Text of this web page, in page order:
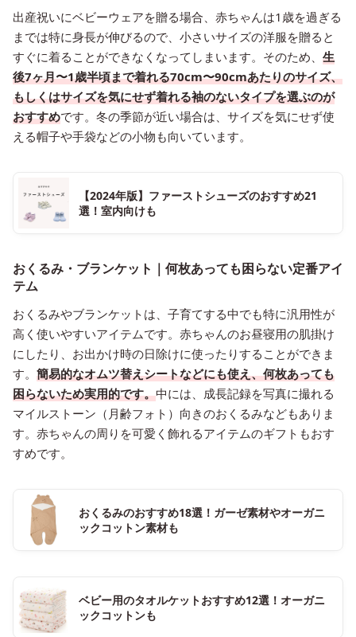
出産祝いにベビーウェアを贈る場合、赤ちゃんは1歳を過ぎる
までは特に身長が伸びるので、小さいサイズの洋服を贈ると
すぐに着ることができなくなってしまいます。そのため、 生
後7ヶ月〜1歳半頃まで着れる70cm〜90cmあたりのサイズ、
もしくはサイズを気にせず着れる袖のないタイプを選ぶのが
おすすめです。冬の季節が近い場合は、サイズを気にせず使
える帽子や手袋などの小物も向いています。
【2024年版】ファーストシューズのおすすめ21
選！室内向けも
おくるみ・ブランケット｜何枚あっても困らない定番アイ
テム
おくるみやブランケットは、子育てする中でも特に汎用性が
高く使いやすいアイテムです。赤ちゃんのお昼寝用の肌掛け
にしたり、お出かけ時の日除けに使ったりすることができま
す。 簡易的なオムツ替えシートなどにも使え、何枚あっても
困らないため実用的です。中には、成長記録を写真に撮れる
マイルストーン（月齢フォト）向きのおくるみなどもありま
す。赤ちゃんの周りを可愛く飾れるアイテムのギフトもおす
すめです。
おくるみのおすすめ18選！ガーゼ素材やオーガニ
ックコットン素材も
ベビー用のタオルケットおすすめ12選！オーガニ
ックコットンも